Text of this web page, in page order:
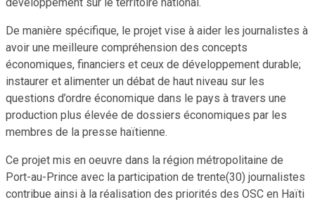
De manière spécifique, le projet vise à aider les journalistes à
avoir une meilleure compréhension des concepts
économiques, financiers et ceux de développement durable;
instaurer et alimenter un débat de haut niveau sur les
questions d’ordre économique dans le pays à travers une
production plus élevée de dossiers économiques par les
membres de la presse haïtienne.
Ce projet mis en oeuvre dans la région métropolitaine de
Port-au-Prince avec la participation de trente(30) journalistes
contribue ainsi à la réalisation des priorités des OSC en Haïti